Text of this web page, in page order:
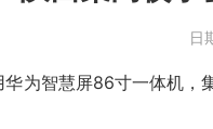
日
智慧屏86寸一体机，